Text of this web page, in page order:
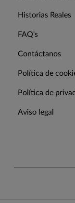
Historias Reales
FAQ's
Contáctanos
Política de
Política de
Aviso legal